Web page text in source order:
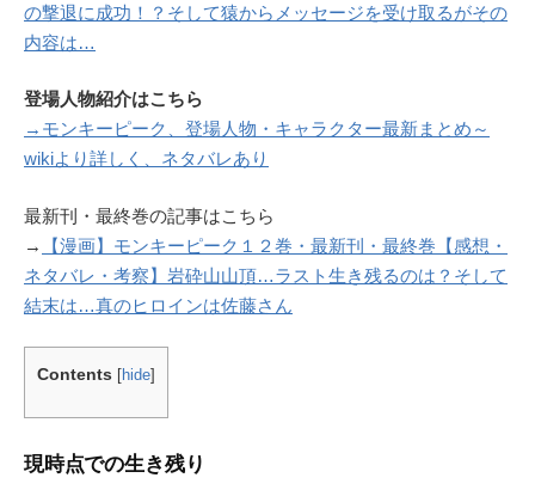
の撃退に成功！？そして猿からメッセージを受け取るがその
内容は…
登場人物紹介はこちら
→モンキーピーク、登場人物・キャラクター最新まとめ～
wikiより詳しく、ネタバレあり
最新刊・最終巻の記事はこちら
→
【漫画】モンキーピーク１２巻・最新刊・最終巻【感想・
ネタバレ・考察】岩砕山山頂…ラスト生き残るのは？そして
結末は…真のヒロインは佐藤さん
Contents [hide]
現時点での生き残り